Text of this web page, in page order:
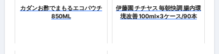
カダンお酢でまもるエコパウチ
850ML
伊藤園 チチヤス 毎朝快調 腸内環
境改善 100ml×3ケース/90本